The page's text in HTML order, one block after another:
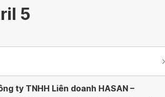
5
ty TNHH Liên doanh HASAN –